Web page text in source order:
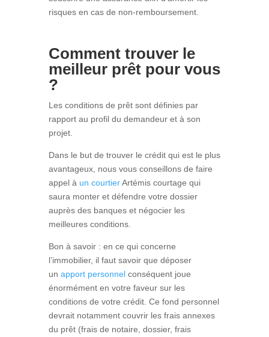
risques en cas de non-remboursement.
Comment trouver le
meilleur prêt pour vous
?
Les conditions de prêt sont définies par
rapport au profil du demandeur et à son
projet.
Dans le but de trouver le crédit qui est le plus
avantageux, nous vous conseillons de faire
appel à un courtierArtémis courtage qui
saura monter et défendre votre dossier
auprès des banques et négocier les
meilleures conditions.
Bon à savoir : en ce qui concerne
l’immobilier, il faut savoir que déposer
un apport personnel conséquent joue
énormément en votre faveur sur les
conditions de votre crédit. Ce fond personnel
devrait notamment couvrir les frais annexes
du prêt (frais de notaire, dossier, frais